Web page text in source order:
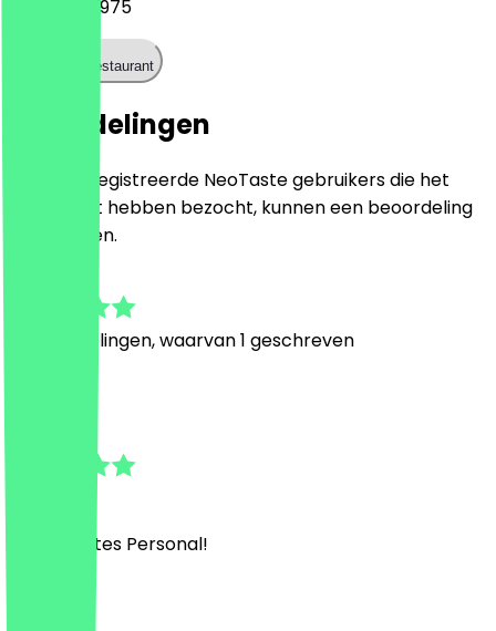
+49303918975
Bel het restaurant
Beoordelingen
Alleen geregistreerde NeoTaste gebruikers die het
restaurant hebben bezocht, kunnen een beoordeling
achterlaten.
Beoordelingen, waarvan 1 geschreven
Super nettes Personal!